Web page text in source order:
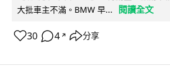
大批車主不滿。BMW 早...
閱讀全文
30 4 ↗ 分享